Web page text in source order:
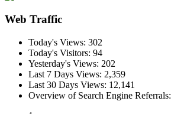
Web Traffic
Today's Views: 302
Today's Visitors: 94
Yesterday's Views: 202
Last 7 Days Views: 2,359
Last 30 Days Views: 12,141
Overview of Search Engine Referrals: